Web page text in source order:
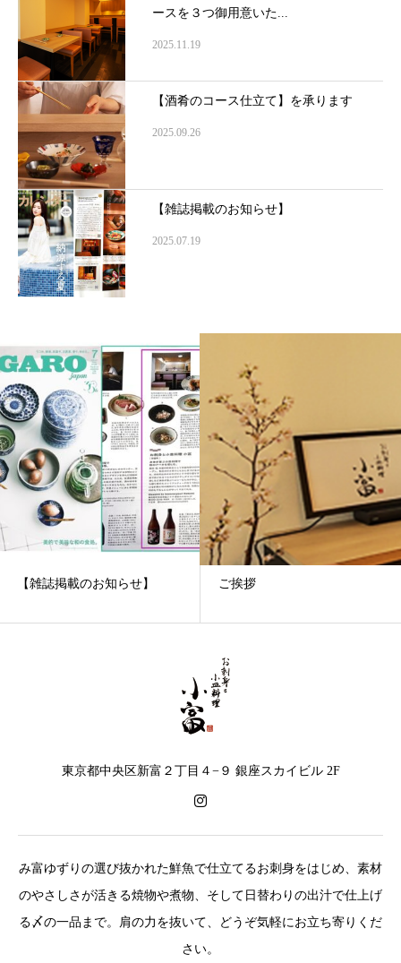
ースを３つ御用意いた...
2025.11.19
【酒肴のコース仕立て】を承ります
2025.09.26
【雑誌掲載のお知らせ】
2025.07.19
【雑誌掲載のお知らせ】 ご挨拶
東京都中央区新富２丁目４−９ 銀座スカイビル 2F
み富ゆずりの選び抜かれた鮮魚で仕立てるお刺身をはじめ、素材
のやさしさが活きる焼物や煮物、そして日替わりの出汁で仕上げ
る〆の一品まで。肩の力を抜いて、どうぞ気軽にお立ち寄りくだ
さい。